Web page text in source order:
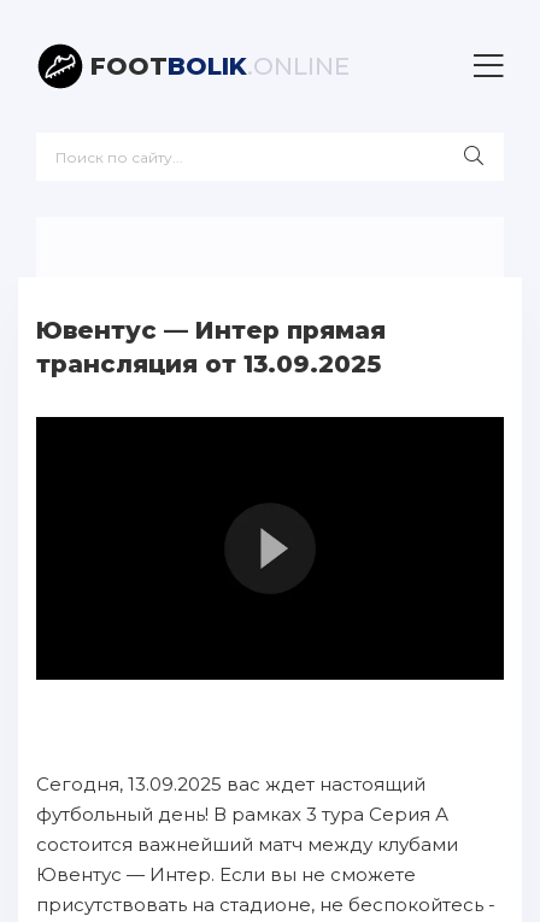
FOOTBOLIK.ONLINE
Ювентус — Интер прямая
трансляция от 13.09.2025
Сегодня, 13.09.2025 вас ждет настоящий
футбольный день! В рамках 3 тура Серия А
состоится важнейший матч между клубами
Ювентус — Интер. Если вы не сможете
присутствовать на стадионе, не беспокойтесь -